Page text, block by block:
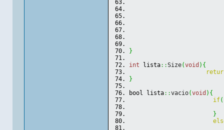
}
int lista::Size(void ) {
}
bool lista::vacio(void ) {
if(
}